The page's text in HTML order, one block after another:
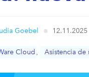
Goebel 12.11.2025
Cloud , Asistencia de